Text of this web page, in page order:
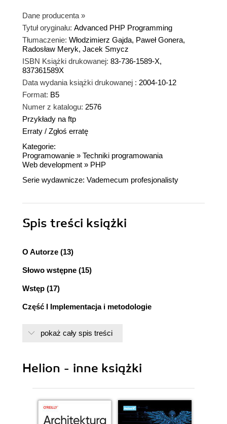
Dane producenta »
Tytuł oryginału: Advanced PHP Programming
Tłumaczenie: Włodzimierz Gajda, Paweł Gonera,
Radosław Meryk, Jacek Smycz
ISBN Książki drukowanej: 83-736-1589-X,
837361589X
Data wydania książki drukowanej : 2004-10-12
Format: B5
Numer z katalogu: 2576
Przykłady na ftp
Erraty / Zgłoś erratę
Kategorie:
Programowanie » Techniki programowania
Web development » PHP
Serie wydawnicze: Vademecum profesjonalisty
Spis treści książki
O Autorze (13)
Słowo wstępne (15)
Wstęp (17)
Część I Implementacja i metodologie
Formatowanie kodu i układ (26)
Zastosowanie odstępów (29)
Zalecenia na temat SQL (29)
pokaż cały spis treści
Helion - inne książki